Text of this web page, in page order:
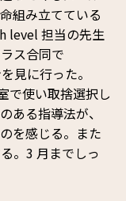
組み立てている
level 担当の先生
ス合同で
見に行った。
で使い取捨選択し
ある指導法が、
を感じる。また
。3 月までしっ